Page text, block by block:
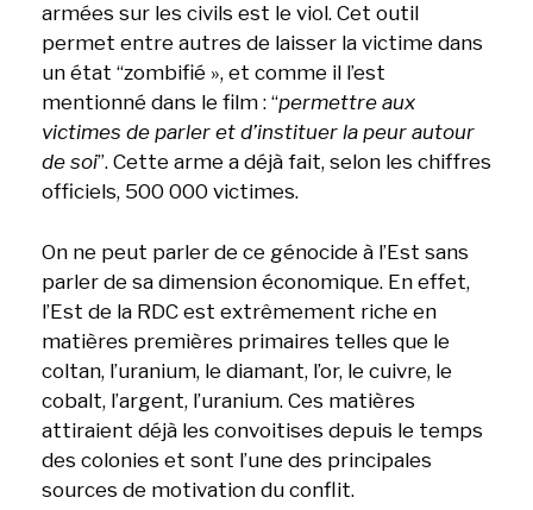
armées sur les civils est le viol. Cet outil
permet entre autres de laisser la victime dans
un état “zombifié », et comme il l’est
mentionné dans le film : “permettre aux
victimes de parler et d’instituer la peur autour
de soi”. Cette arme a déjà fait, selon les chiffres
officiels, 500 000 victimes.
On ne peut parler de ce génocide à l’Est sans
parler de sa dimension économique. En effet,
l’Est de la RDC est extrêmement riche en
matières premières primaires telles que le
coltan, l’uranium, le diamant, l’or, le cuivre, le
cobalt, l’argent, l’uranium. Ces matières
attiraient déjà les convoitises depuis le temps
des colonies et sont l’une des principales
sources de motivation du conflit.